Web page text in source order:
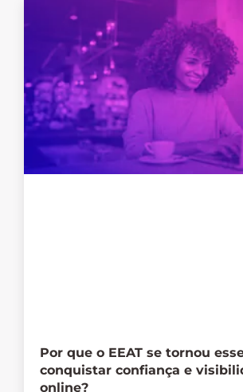
Por que o EEAT se tornou
conquistar confiança e
online?